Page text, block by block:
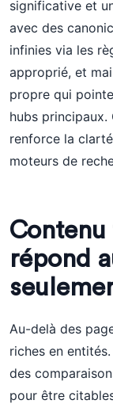
significative et
avec des
infinies via les
approprié, et
propre qui
hubs
renforce la
moteurs de
répond
Au-delà des
riches en
des
pour être